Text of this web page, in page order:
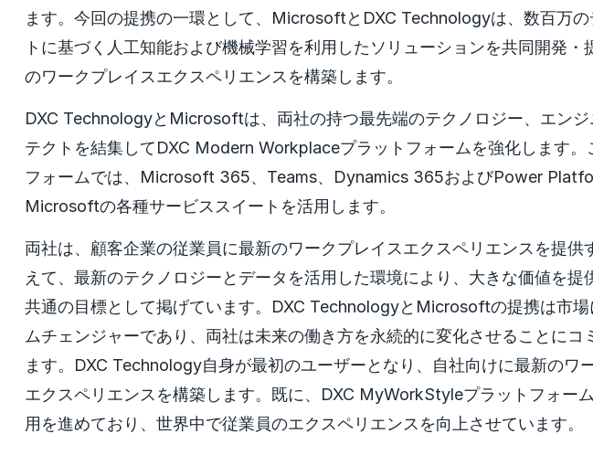
ます。今回の提携の一環として、MicrosoftとDXC Technologyは、数百万の
トに基づく人工知能および機械学習を利用したソリューションを共同開発・
のワークプレイスエクスペリエンスを構築します。
DXC TechnologyとMicrosoftは、両社の持つ最先端のテクノロジー、エンジ
テクトを結集してDXC Modern Workplaceプラットフォームを強化します。
フォームでは、Microsoft 365、Teams、Dynamics 365およびPower
Microsoftの各種サービススイートを活用します。
両社は、顧客企業の従業員に最新のワークプレイスエクスペリエンスを提供
えて、最新のテクノロジーとデータを活用した環境により、大きな価値を提
共通の目標として掲げています。DXC TechnologyとMicrosoftの提携は市場
ムチェンジャーであり、両社は未来の働き方を永続的に変化させることにコ
ます。DXC Technology自身が最初のユーザーとなり、自社向けに最新のワ
エクスペリエンスを構築します。既に、DXC MyWorkStyleプラットフォー
用を進めており、世界中で従業員のエクスペリエンスを向上させています。